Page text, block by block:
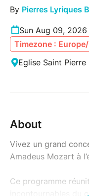
By Pierres Lyriques
Sun Aug 09,
Timezone :
Eglise Saint
About
Vivez un grand
Amadeus Mozart à
Ce programme
incontournables du